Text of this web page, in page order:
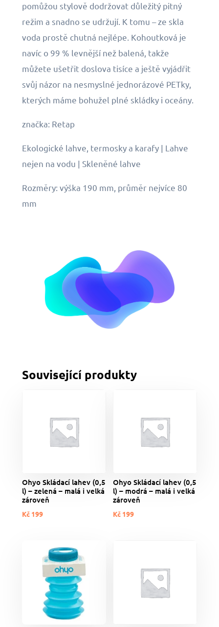
pomůžou stylově dodržovat důležitý pitný
režim a snadno se udržují. K tomu – ze skla
voda prostě chutná nejlépe. Kohoutková je
navíc o 99 % levnější než balená, takže
můžete ušetřit doslova tisíce a ještě vyjádřit
svůj názor na nesmyslné jednorázové PETky,
kterých máme bohužel plné skládky i oceány.
značka: Retap
Ekologické lahve, termosky a karafy | Lahve
nejen na vodu | Skleněné lahve
Rozměry: výška 190 mm, průměr nejvíce 80
mm
Související produkty
Ohyo Skládací lahev (0,5
l) – zelená – malá i velká
zároveň
Kč199
Ohyo Skládací lahev (0,5
l) – modrá – malá i velká
zároveň
Kč 199